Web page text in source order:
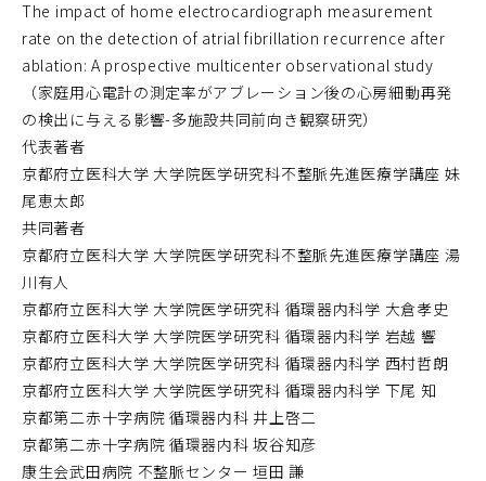
ウ
で
開
く）
The impact of home electrocardiograph measurement
rate on the detection of atrial fibrillation recurrence after
ablation: A prospective multicenter observational study
（家庭用心電計の測定率がアブレーション後の心房細動再発
の検出に与える影響-多施設共同前向き観察研究）
代表著者
京都府立医科大学 大学院医学研究科不整脈先進医療学講座 妹
尾恵太郎
共同著者
京都府立医科大学 大学院医学研究科不整脈先進医療学講座 湯
川有人
京都府立医科大学 大学院医学研究科 循環器内科学 大倉孝史
京都府立医科大学 大学院医学研究科 循環器内科学 岩越 響
京都府立医科大学 大学院医学研究科 循環器内科学 西村哲朗
京都府立医科大学 大学院医学研究科 循環器内科学 下尾 知
京都第二赤十字病院 循環器内科 井上啓二
京都第二赤十字病院 循環器内科 坂谷知彦
康生会武田病院 不整脈センター 垣田 謙